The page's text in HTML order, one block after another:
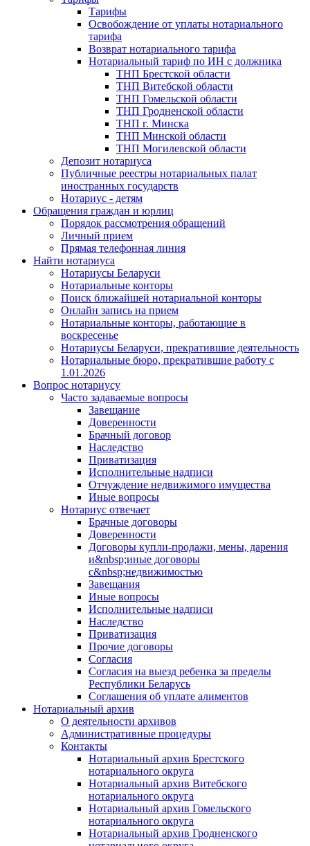
Тарифы
Освобождение от уплаты нотариального
тарифа
Возврат нотариального тарифа
Нотариальный тариф по ИН с должника
ТНП Брестской области
ТНП Витебской области
ТНП Гомельской области
ТНП Гродненской области
ТНП г. Минска
ТНП Минской области
ТНП Могилевской области
Депозит нотариуса
Публичные реестры нотариальных палат
иностранных государств
Нотариус - детям
Обращения граждан и юрлиц
Порядок рассмотрения обращений
Личный прием
Прямая телефонная линия
Найти нотариуса
Нотариусы Беларуси
Нотариальные конторы
Поиск ближайшей нотариальной конторы
Онлайн запись на прием
Нотариальные конторы, работающие в
воскресенье
Нотариусы Беларуси, прекратившие деятельность
Нотариальные бюро, прекратившие работу с
1.01.2026
Вопрос нотариусу
Часто задаваемые вопросы
Завещание
Доверенности
Брачный договор
Наследство
Приватизация
Исполнительные надписи
Отчуждение недвижимого имущества
Иные вопросы
Нотариус отвечает
Брачные договоры
Доверенности
Договоры купли-продажи, мены, дарения
и&nbsp;иные договоры
с&nbsp;недвижимостью
Завещания
Иные вопросы
Исполнительные надписи
Наследство
Приватизация
Прочие договоры
Согласия
Согласия на выезд ребенка за пределы
Республики Беларусь
Соглашения об уплате алиментов
Нотариальный архив
О деятельности архивов
Административные процедуры
Контакты
Нотариальный архив Брестского
нотариального округа
Нотариальный архив Витебского
нотариального округа
Нотариальный архив Гомельского
нотариального округа
Нотариальный архив Гродненского